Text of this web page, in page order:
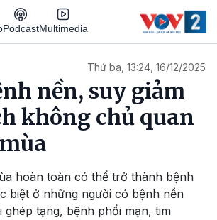
PodcastMultimedia
Thứ ba, 13:24, 16/12/2025
nền, suy giảm
không chủ quan
hoàn toàn có thể trở thành bệnh
biệt ở những người có bệnh nền
ghép tạng, bệnh phổi mạn, tim